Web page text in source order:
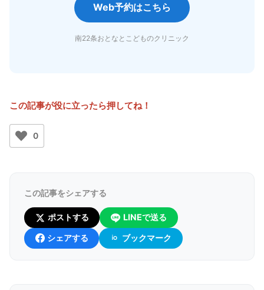
Web予約はこちら
南22条おとなとこどものクリニック
この記事が役に立ったら押してね！
0
この記事をシェアする
ポストする LINEで送る
シェアする ブックマーク